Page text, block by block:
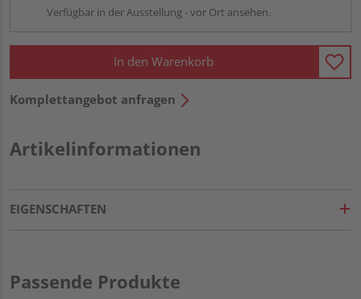
Verfügbar in der Ausstellung - vor Ort ansehen.
In den Warenkorb
Komplettangebot anfragen
Artikelinformationen
EIGENSCHAFTEN
Passende Produkte